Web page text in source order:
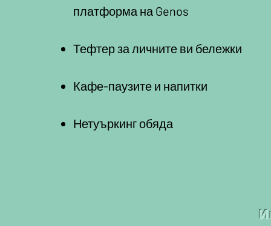
платформа на Genos
Тефтер за личните ви бележки
Кафе-паузите и напитки
Нетуъркинг обяда